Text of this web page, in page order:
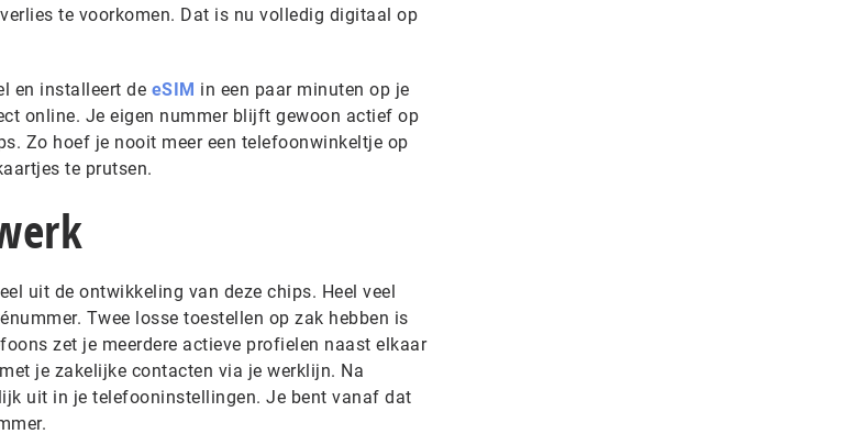
te voorkomen. Dat is nu volledig digitaal op
en installeert de eSIM in een paar minuten op je
online. Je eigen nummer blijft gewoon actief op
Zo hoef je nooit meer een telefoonwinkeltje op
te prutsen.
uit de ontwikkeling van deze chips. Heel veel
Twee losse toestellen op zak hebben is
zet je meerdere actieve profielen naast elkaar
je zakelijke contacten via je werklijn. Na
uit in je telefooninstellingen. Je bent vanaf dat